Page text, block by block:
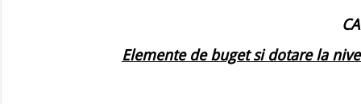
Elemente de buget si dotare la